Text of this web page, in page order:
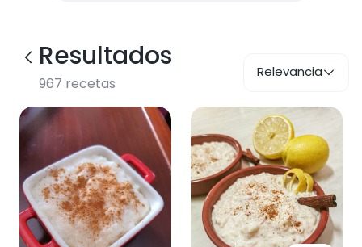
Resultados
967 recetas
Relevancia